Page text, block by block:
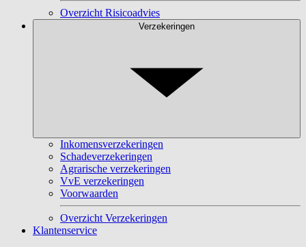
Overzicht Risicoadvies
Verzekeringen
Inkomensverzekeringen
Schadeverzekeringen
Agrarische verzekeringen
VvE verzekeringen
Voorwaarden
Overzicht Verzekeringen
Klantenservice